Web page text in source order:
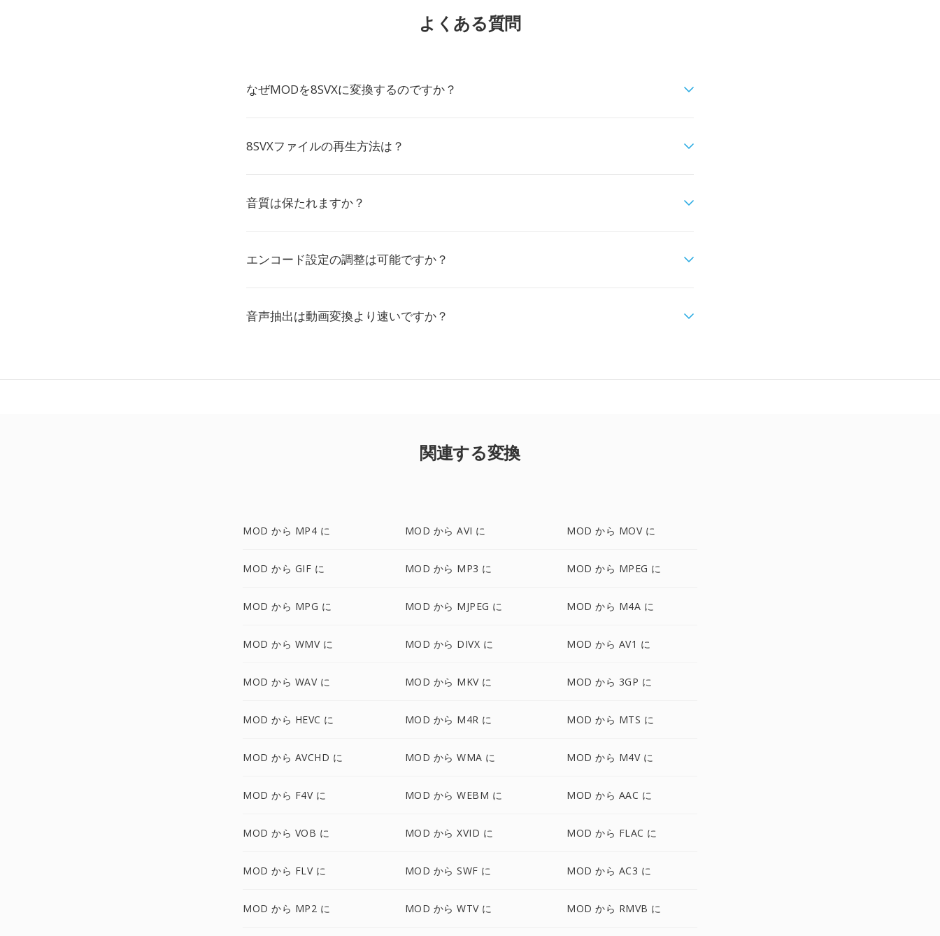
よくある質問
なぜMODを8SVXに変換するのですか？
8SVXファイルの再生方法は？
音質は保たれますか？
エンコード設定の調整は可能ですか？
音声抽出は動画変換より速いですか？
関連する変換
MOD から MP4 に MOD から AVI に MOD から MOV に
MOD から GIF に MOD から MP3 に MOD から MPEG に
MOD から MPG に MOD から MJPEG に MOD から M4A に
MOD から WMV に MOD から DIVX に MOD から AV1 に
MOD から WAV に MOD から MKV に MOD から 3GP に
MOD から HEVC に MOD から M4R に MOD から MTS に
MOD から AVCHD に MOD から WMA に MOD から M4V に
MOD から F4V に MOD から WEBM に MOD から AAC に
MOD から VOB に MOD から XVID に MOD から FLAC に
MOD から FLV に MOD から SWF に MOD から AC3 に
MOD から MP2 に MOD から WTV に MOD から RMVB に